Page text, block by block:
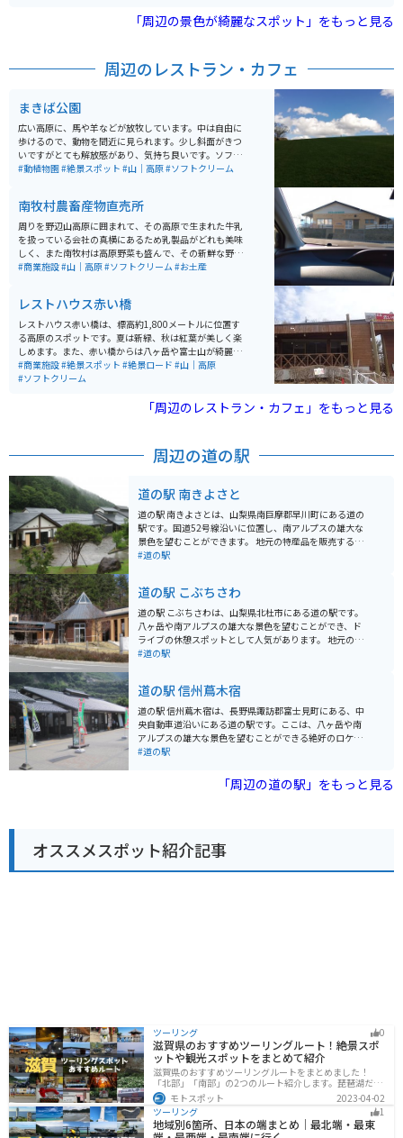
ます。
「周辺の景色が綺麗なスポット」をもっと見る
周辺のレストラン・カフェ
まきば公園
広い高原に、馬や羊などが放牧しています。中は自由に
歩けるので、動物を間近に見られます。少し斜面がきつ
いですがとても解放感があり、気持ち良いです。ソフト
クリームが牛乳が濃くとても美味しいです。レストラン
#動植物園#絶景スポット #山｜高原#ソフトクリーム
南牧村農畜産物直売所
周りを野辺山高原に囲まれて、その高原で生まれた牛乳
を扱っている会社の真横にあるため乳製品がどれも美味
しく、また南牧村は高原野菜も盛んで、その新鮮な野菜
を直売していることもあり、生鮮野菜も美味しい。そし
やすく､見通し良く、肌で標高を上がっていることが解る
コースになっています。国道141号
#商業施設#山｜高原#ソフトクリーム#お土産
レストハウス赤い橋
レストハウス赤い橋は、標高約1,800メートルに位置す
る高原のスポットです。夏は新緑、秋は紅葉が美しく楽
しめます。また、赤い橋からは八ヶ岳や富士山が綺麗に
見えるため、橋下を上空から眺めることができる貴重な
スポットです。 レストハウス赤い橋では、有名なソフト
#商業施設#絶景スポット #絶景ロード #山｜高原
#ソフトクリーム
「周辺のレストラン・カフェ」をもっと見る
周辺の道の駅
道の駅 南きよさと
道の駅 南きよさとは、山梨県南巨摩郡早川町にある道の
駅です。国道52号線沿いに位置し、南アルプスの雄大な
景色を望むことができます。 地元の特産品を販売する農
産物直売所では、旬の野菜や果物を購入できます。特
料理を楽しむことができます。南アルプスの清流で育っ
たニジマスを使った料理がおすすめです。 バイクツーリ
ングの休憩場所としても最適で、駐車場も広いため安心
して駐車できます。周辺には、温泉施設やキャンプ場な
どもあり、観光拠点としても便利です。
#道の駅
道の駅 こぶちさわ
道の駅 こぶちさわは、山梨県北杜市にある道の駅です。
八ヶ岳や南アルプスの雄大な景色を望むことができ、ド
ライブの休憩スポットとして人気があります。 地元の農
産物直売所では、新鮮な高原野菜や果物を購入すること
った料理を楽しむことができます。 バイクで訪れる場
合、道の駅 こぶちさわは、ツーリングの拠点としても最
適です。周辺には、八ヶ岳や南アルプスへのツーリング
コースが多数あります。また、道の駅には、バイクスタ
ンドも完備されています。 道の駅 こぶちさわは、雄大な
#道の駅
道の駅 信州蔦木宿
道の駅 信州蔦木宿は、長野県諏訪郡富士見町にある、中
央自動車道沿いにある道の駅です。ここは、八ヶ岳や南
アルプスの雄大な景色を望むことができる絶好のロケー
ションにあります。 地元の農産物や特産品を販売する直
ます。特に、高原野菜やきのこは人気です。また、レス
トランでは、地元の食材を使った料理を楽しむことがで
ナスラインなど、景色の良いワインディングロードが数
多くあります。ツーリングの休憩場所としても最適で
す。 周辺には、富士見パノラマリゾートなどの観光スポ
#道の駅
「周辺の道の駅」をもっと見る
オススメスポット紹介記事
ツーリング 0
滋賀県のおすすめツーリングルート！絶景スポ
ットや観光スポットをまとめて紹介
滋賀県のおすすめツーリングルートをまとめました！
「北部」「南部」の2つのルート紹介します。琵琶湖だけ
でなく、比叡山ドライブウェイなどの山を楽しめるスポ
ットも多数あります。バイクで滋賀県にツーリングに行
く際は参考にしてください。
モトスポット
2023-04-02
ツーリング
1
地域別6箇所、日本の端まとめ｜最北端・最東